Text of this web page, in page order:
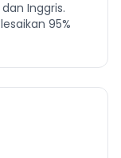
Inggris.
95%